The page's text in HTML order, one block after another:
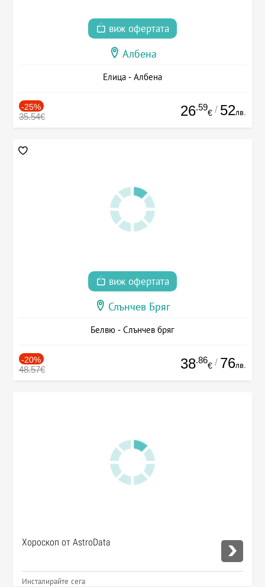
виж офертата
Албена
Елица - Албена
-25%
35.54€ 26.59
€ / 52лв.
виж офертата
Слънчев Бряг
Белвю - Слънчев бряг
-20%
48.57€ 38.86
€ / 76лв.
Хороскоп от AstroData
Инсталирайте сега